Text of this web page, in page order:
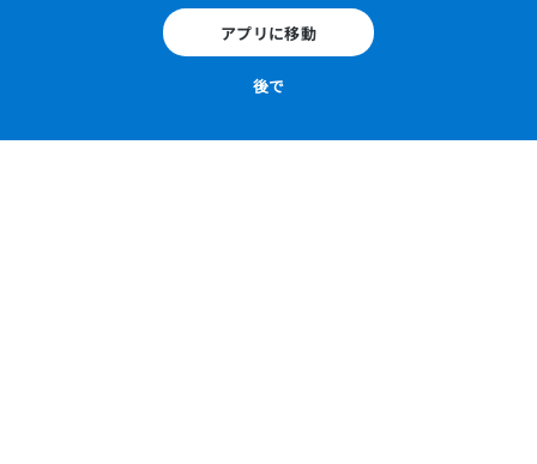
アプリに移動
後で
機器と方法
皮膚、皮下組織、皮膚付属器（爪、毛、皮膚腺）、尾